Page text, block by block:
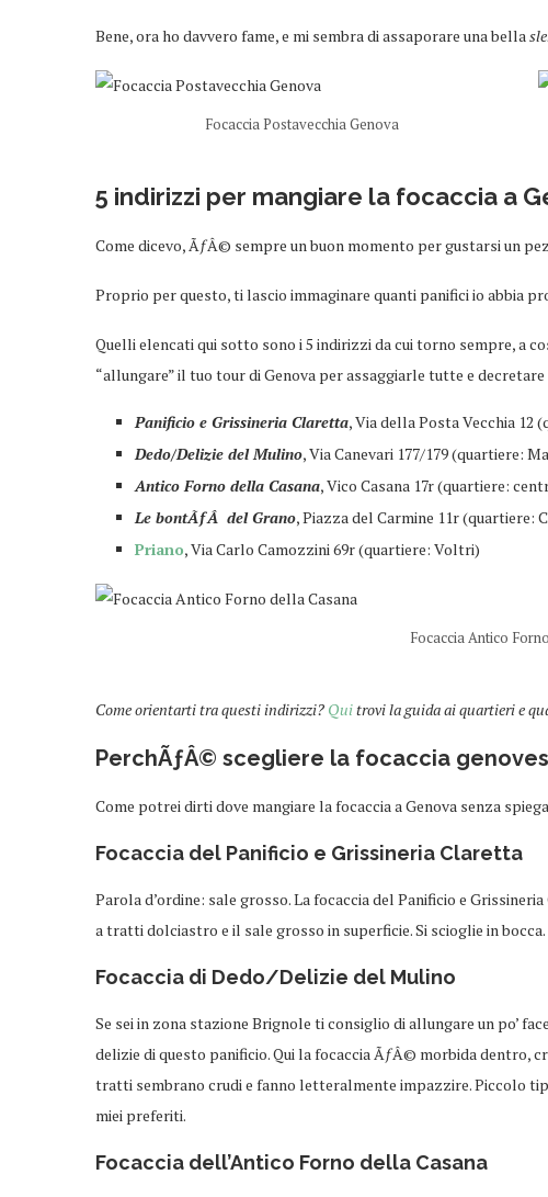
Bene, ora ho davvero fame, e mi sembra di assaporare una bella
Focaccia Postavecchia Genova
5 indirizzi per mangiare la focaccia a
Come dicevo, ÃƒÂ© sempre un buon momento per gustarsi un
Proprio per questo, ti lascio immaginare quanti panifici io abbia
Quelli elencati qui sotto sono i 5 indirizzi da cui torno sempre, a
“allungare” il tuo tour di Genova per assaggiarle tutte e
Panificio e Grissineria Claretta, Via della Posta Vecchia 12
Dedo/Delizie del Mulino, Via Canevari 177/179 (quartiere:
Antico Forno della Casana, Vico Casana 17r (quartiere:
Le bontÃƒÂ del Grano, Piazza del Carmine 11r (quartiere:
Priano, Via Carlo Camozzini 69r (quartiere: Voltri)
Focaccia Antico
Come orientarti tra questi indirizzi? Quitrovi la guida ai quartieri e
PerchÃƒÂ© scegliere la focaccia
Come potrei dirti dove mangiare la focaccia a Genova senza
Focaccia del Panificio e Grissineria Claretta
Parola d’ordine: sale grosso. La focaccia del Panificio e
a tratti dolciastro e il sale grosso in superficie. Si scioglie in bocca.
Focaccia di Dedo/Delizie del Mulino
Se sei in zona stazione Brignole ti consiglio di allungare un po’
delizie di questo panificio. Qui la focaccia ÃƒÂ© morbida dentro,
tratti sembrano crudi e fanno letteralmente impazzire. Piccolo
miei preferiti.
Focaccia dell’Antico Forno della Casana